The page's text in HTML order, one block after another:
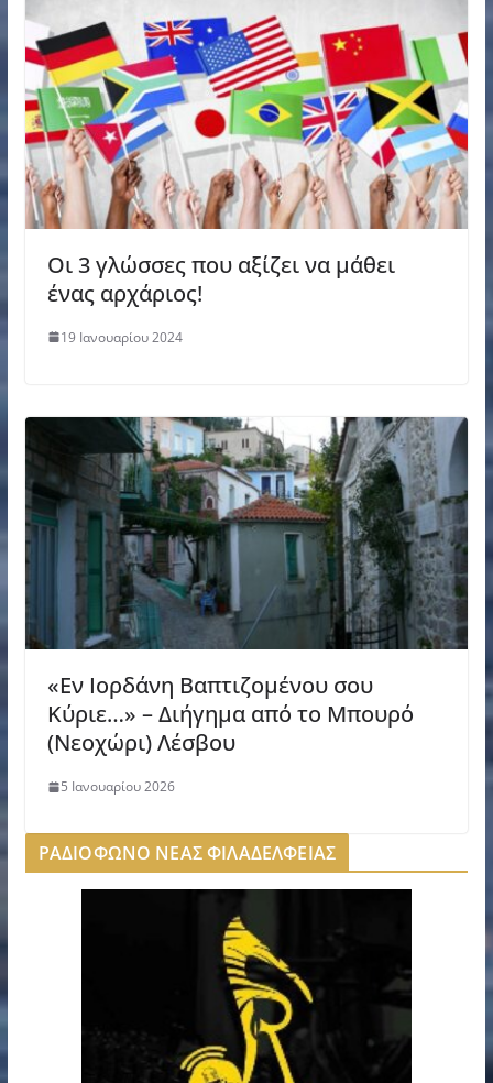
Οι 3 γλώσσες που αξίζει να μάθει
ένας αρχάριος!
19 Ιανουαρίου 2024
«Εν Ιορδάνη Βαπτιζομένου σου
Κύριε…» – Διήγημα από το Μπουρό
(Νεοχώρι) Λέσβου
5 Ιανουαρίου 2026
ΡΑΔΙΟΦΩΝΟ ΝΕΑΣ ΦΙΛΑΔΕΛΦΕΙΑΣ